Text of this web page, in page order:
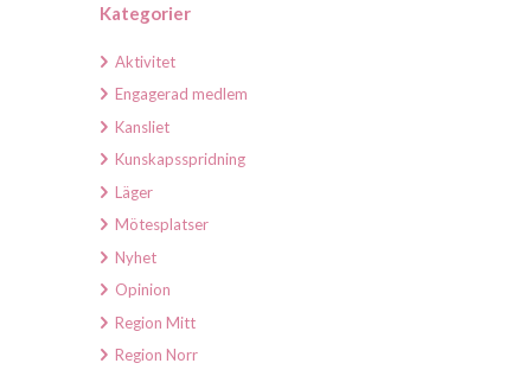
Kategorier
Aktivitet
Engagerad medlem
Kansliet
Kunskapsspridning
Läger
Mötesplatser
Nyhet
Opinion
Region Mitt
Region Norr